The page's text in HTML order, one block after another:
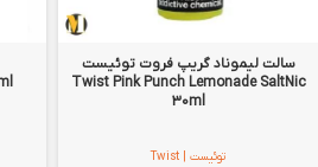
سالت لیموناد گریپ فروت توئیست
Twist Pink Punch Lemonade SaltNic
30ml
توئیست | Twist